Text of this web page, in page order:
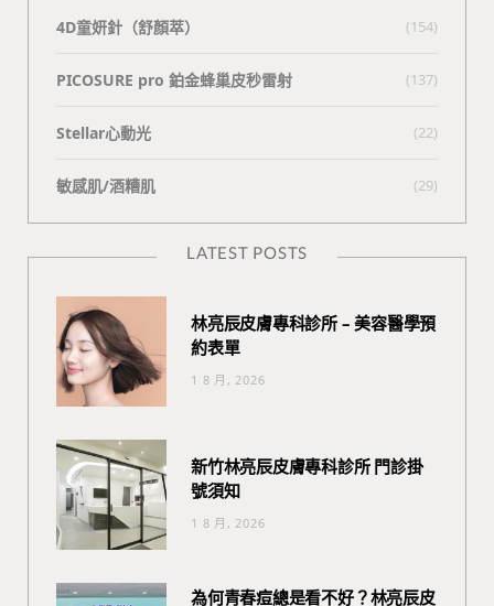
4D童妍針（舒顏萃） (154)
PICOSURE pro 鉑金蜂巢皮秒雷射 (137)
Stellar心動光 (22)
敏感肌/酒糟肌 (29)
LATEST POSTS
林亮辰皮膚專科診所 – 美容醫學預
約表單
1 8 月, 2026
新竹林亮辰皮膚專科診所 門診掛
號須知
1 8 月, 2026
為何青春痘總是看不好？林亮辰皮